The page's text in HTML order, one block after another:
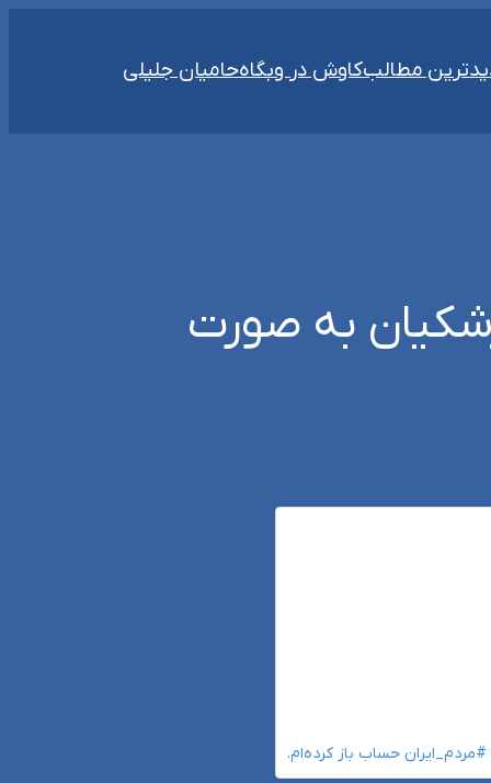
مطالبکاوش در وبگاهحامیان جلیلی
به صورت
حساب باز کرده‌ام.